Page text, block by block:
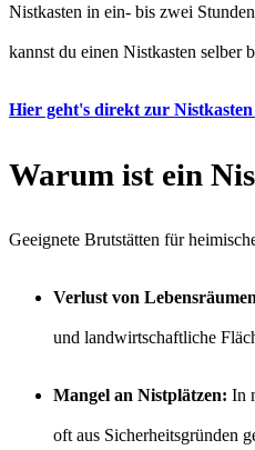
Nistkasten in ein- bis zwei
kannst du einen Nistkasten selber
Hier geht's direkt zur
Warum ist ein
Geeignete Brutstätten für
Verlust von
und landwirtschaftliche
Mangel an Nistplätzen: In
oft aus Sicherheitsgründen